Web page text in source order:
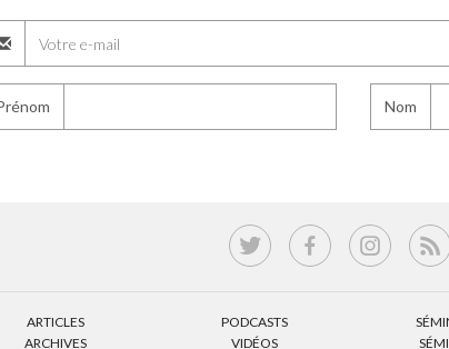
Nom
ARTICLES
ARCHIVES
PODCASTS
VIDÉOS